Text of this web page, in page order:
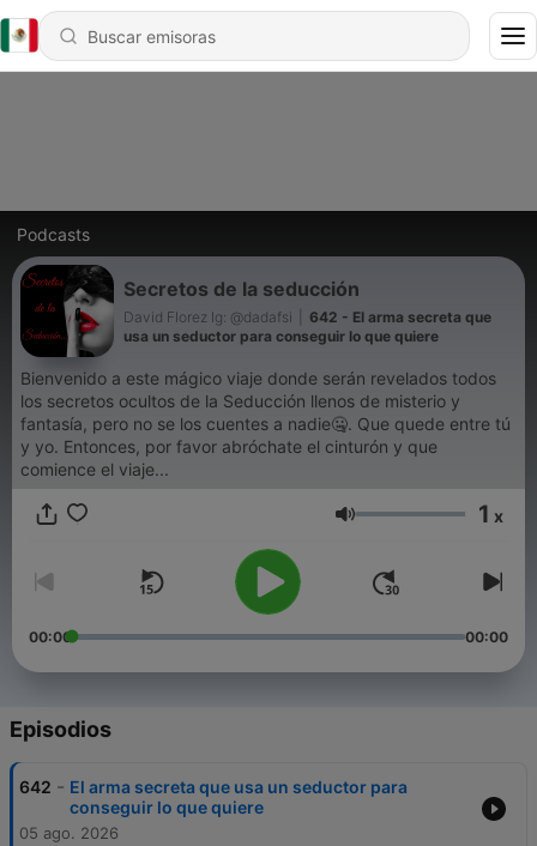
Podcasts
Secretos de la seducción
David Florez Ig: @dadafsi
642 - El arma secreta que
usa un seductor para conseguir lo que quiere
Bienvenido a este mágico viaje donde serán revelados todos
los secretos ocultos de la Seducción llenos de misterio y
fantasía, pero no se los cuentes a nadie🤐. Que quede entre tú
y yo. Entonces, por favor abróchate el cinturón y que
comience el viaje...
Volumen 1 x
00:00 00:00
Episodios
642 - El arma secreta que usa un seductor para
conseguir lo que quiere
05 ago. 2026